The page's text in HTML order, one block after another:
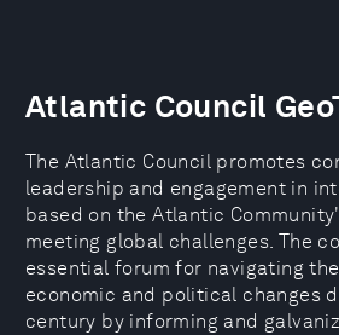
Atlantic Council
The Atlantic Council promotes
leadership and engagement in
based on the Atlantic
meeting global challenges. The
essential forum for navigating
economic and political changes
century by informing and